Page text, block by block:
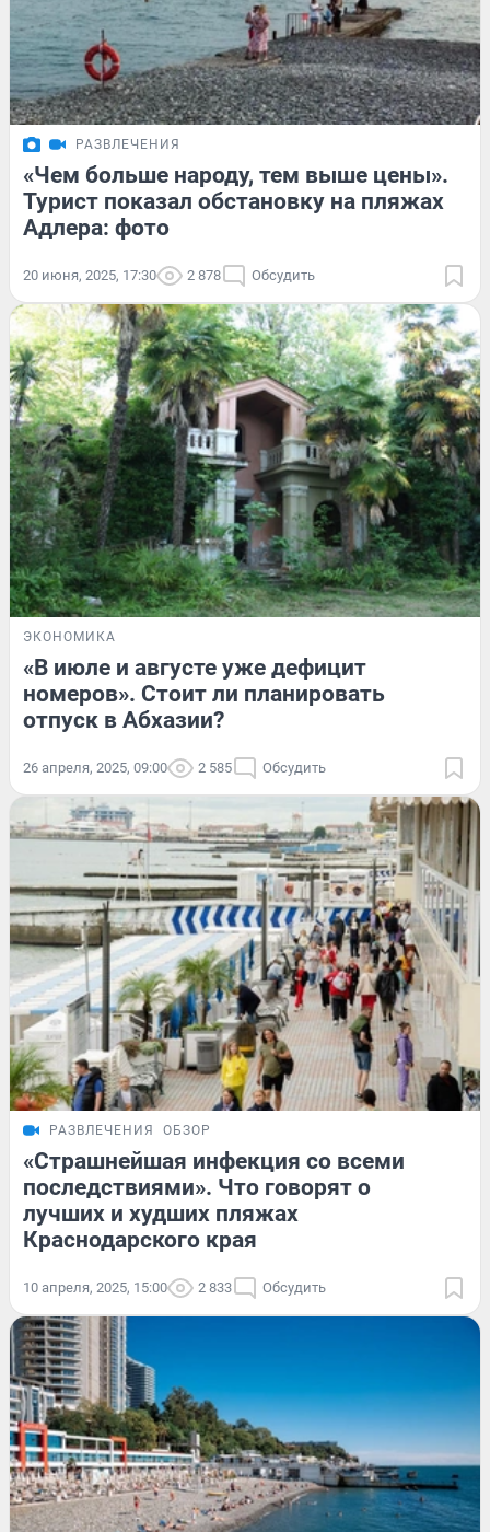
РАЗВЛЕЧЕНИЯ
«Чем больше народу, тем выше цены».
Турист показал обстановку на пляжах
Адлера: фото
20 июня, 2025, 17:30 2 878 Обсудить
ЭКОНОМИКА
«В июле и августе уже дефицит
номеров». Стоит ли планировать
отпуск в Абхазии?
26 апреля, 2025, 09:00 2 585 Обсудить
РАЗВЛЕЧЕНИЯ ОБЗОР
«Страшнейшая инфекция со всеми
последствиями». Что говорят о
лучших и худших пляжах
Краснодарского края
10 апреля, 2025, 15:00 2 833 Обсудить